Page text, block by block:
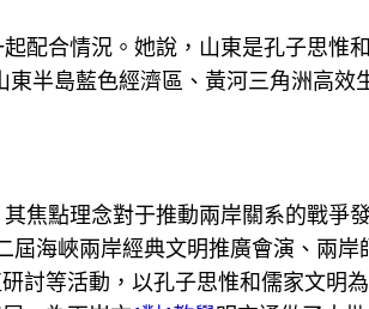
合情況。她說，山東是孔子思惟
半島藍色經濟區、黃河三角洲高效
焦點理念對于推動兩岸關系的戰爭
屆海峽兩岸經典文明推廣會演、兩
討等活動，以孔子思惟和儒家文明